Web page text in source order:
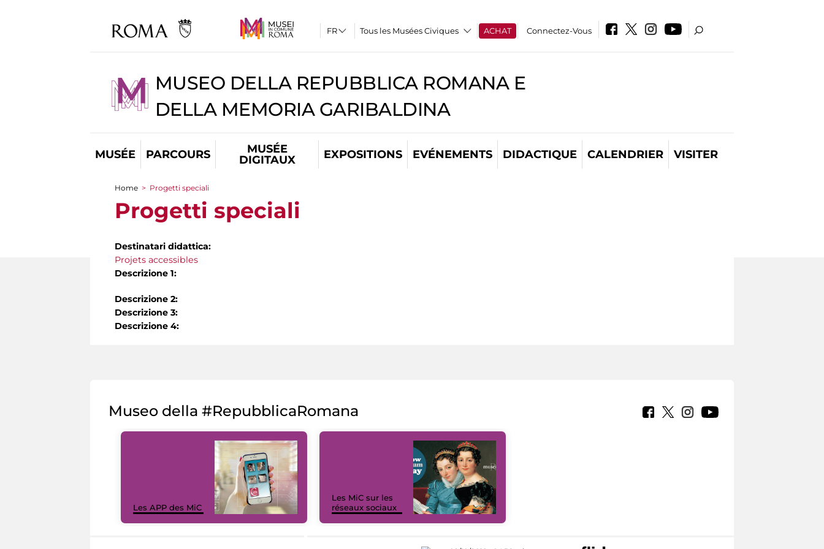
Tous les Musées Civiques ACHAT Connectez-Vous
MUSEO DELLA REPUBBLICA ROMANA E
DELLA MEMORIA GARIBALDINA
MUSÉE PARCOURS
MUSÉE
DIGITAUX
EXPOSITIONS EVÉNEMENTS DIDACTIQUE CALENDRIER VISITER
You are here
Home > Progetti speciali
Progetti speciali
Destinatari didattica:
Projets accessibles
Descrizione 1:
Descrizione 2:
Descrizione 3:
Descrizione 4:
Museo della #RepubblicaRomana
Les APP des MiC
Les MiC sur les
réseaux sociaux